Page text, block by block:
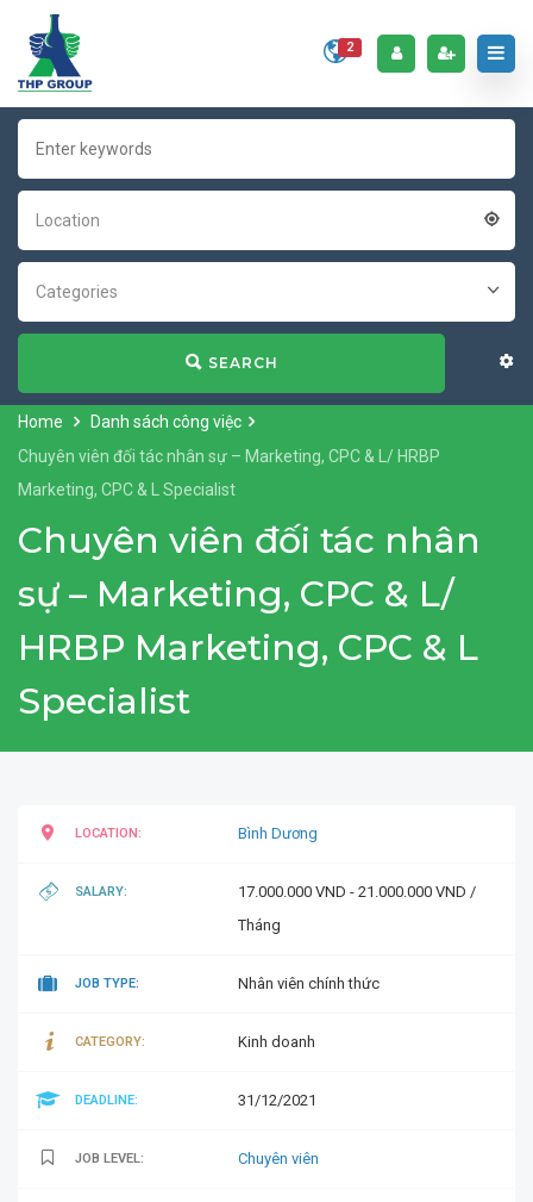
2
Location
Categories
SEARCH
Home
Danh sách công việc
Chuyên viên đối tác nhân sự – Marketing, CPC & L/ HRBP
Marketing, CPC & L Specialist
Chuyên viên đối tác nhân
sự – Marketing, CPC & L/
HRBP Marketing, CPC & L
Specialist
LOCATION: Bình Dương
SALARY:
17.000.000 VND - 21.000.000 VND /
Tháng
JOB TYPE: Nhân viên chính thức
CATEGORY: Kinh doanh
DEADLINE: 31/12/2021
JOB LEVEL: Chuyên viên